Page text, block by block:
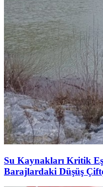
Su Kaynakları Kritik
Barajlardaki Düşüş